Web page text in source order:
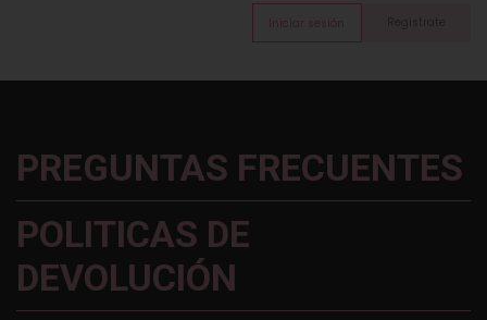
Iniciar sesión
PREGUNTAS FRECUENTES
POLITICAS DE
DEVOLUCIÓN